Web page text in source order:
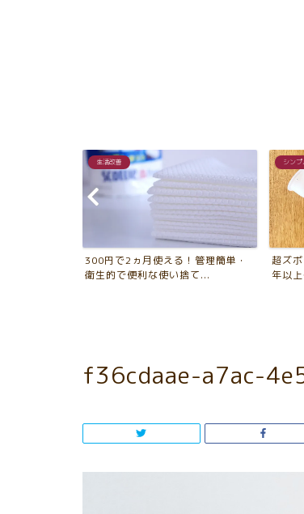
シンプルライフ
超ズボラな私が月経用カップを10
年以上使い続けている10...
愛用品
エム
ミニ
f36cdaae-a7ac-